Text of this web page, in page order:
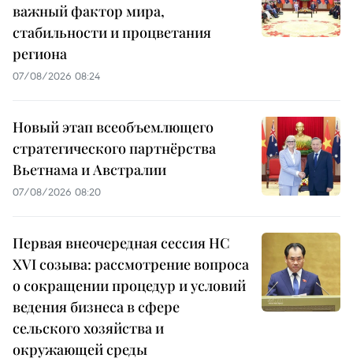
важный фактор мира,
стабильности и процветания
региона
07/08/2026 08:24
Новый этап всеобъемлющего
стратегического партнёрства
Вьетнама и Австралии
07/08/2026 08:20
Первая внеочередная сессия НС
XVI созыва: рассмотрение вопроса
о сокращении процедур и условий
ведения бизнеса в сфере
сельского хозяйства и
окружающей среды